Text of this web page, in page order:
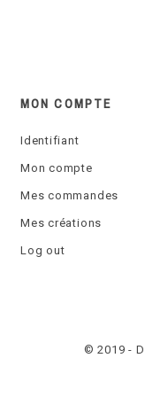
MON COMPTE
Identifiant
Mon compte
Mes commandes
Mes créations
Log out
© 2019 -